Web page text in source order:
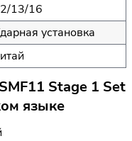
13/16
установка
Stage 1 Set
языке